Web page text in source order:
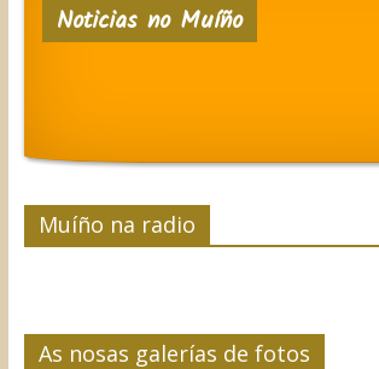
Noticias no Muíño
Muíño na radio
As nosas galerías de fotos